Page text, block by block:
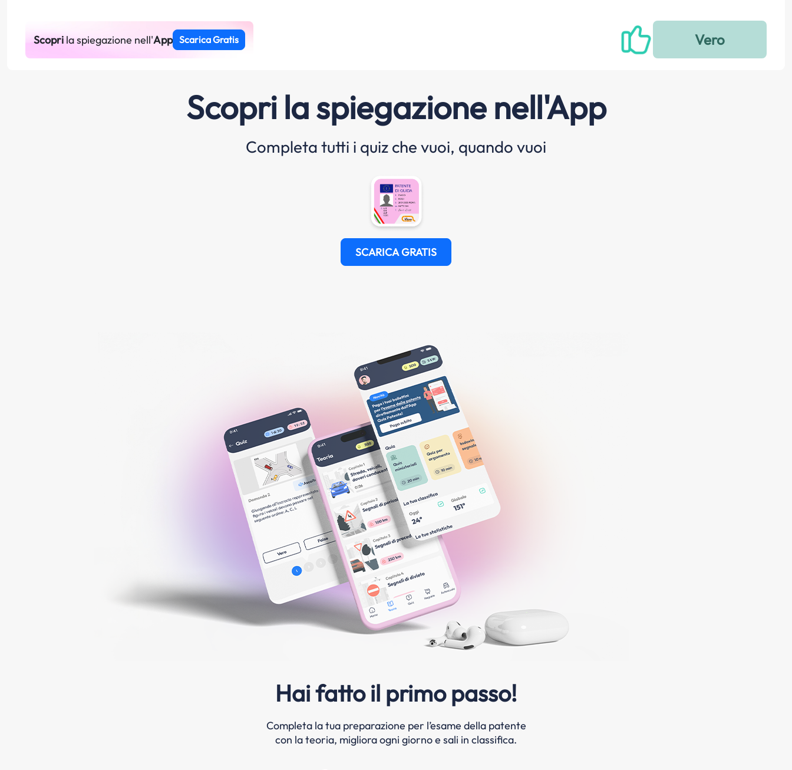
Scoprila spiegazione nell'App Scarica Gratis
Scopri la spiegazione nell'App
Completa tutti i quiz che vuoi, quando vuoi
SCARICA GRATIS
Hai fatto il primo passo!
Completa la tua preparazione per l’esame della patente
con la teoria, migliora ogni giorno e sali in classifica.